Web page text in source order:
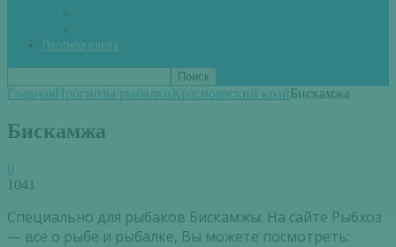
Прогноз клева
ГлавнаяПрогнозы рыбалкиКрасноярский крайБискамжа
Бискамжа
0
1041
Специально для рыбаков Бискамжы. На сайте Рыбхоз
— все о рыбе и рыбалке, Вы можете посмотреть: